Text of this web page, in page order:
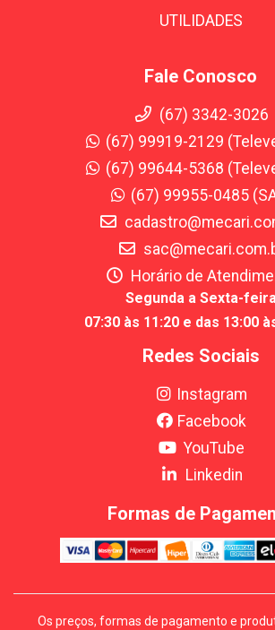
UTILIDADES
Fale Conosco
(67) 3342-3026
(67) 99919-2129
(67) 99644-5368
(67) 99955-0485
Horário de
Segunda a Sexta-
07:30 às 11:20 e das 13:00
Redes Sociais
Instagram
Facebook
YouTube
Linkedin
Formas de
Os preços, formas de pagamento e